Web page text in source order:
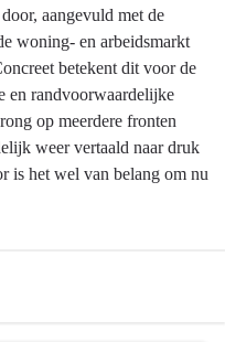
aangevuld met de
woning- en arbeidsmarkt
betekent dit voor de
en randvoorwaardelijke
op meerdere fronten
weer vertaald naar druk
is het wel van belang om nu